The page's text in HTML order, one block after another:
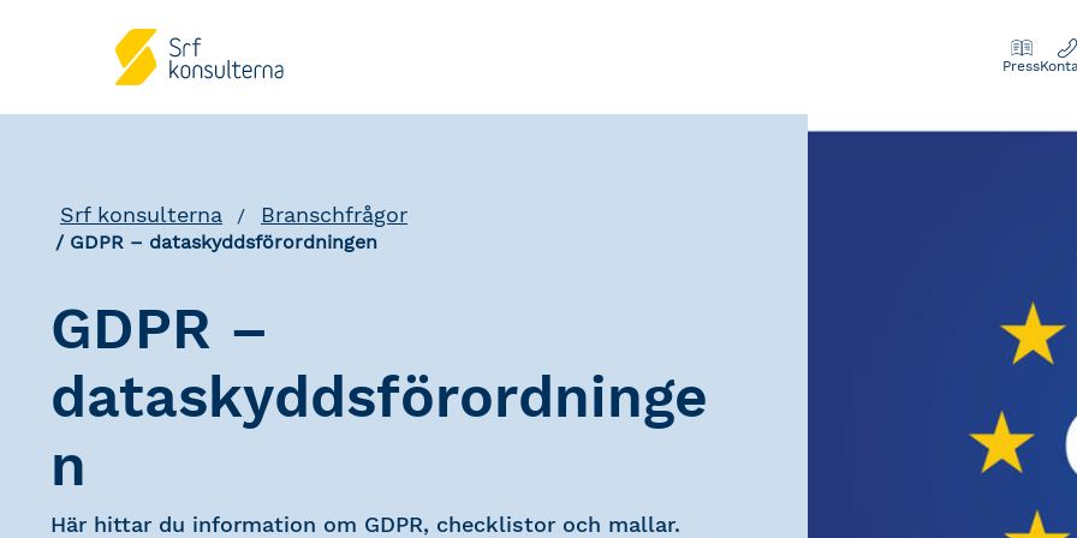
Press
Srf konsulterna Branschfrågor
GDPR – dataskyddsförordningen
GDPR –
dataskyddsförordninge
n
Här hittar du information om GDPR, checklistor och mallar.